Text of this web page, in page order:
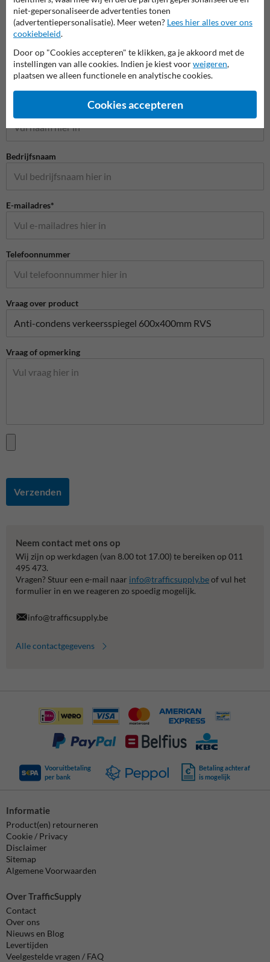
Stel je vraag aan Verkeersspiegel.be
Bedrijfsnaam
E-mailadres*
Telefoonnummer
Vraag over product
Vraag of opmerking
Verzenden
Neem contact met ons op
Wij zijn op werkdagen (van 8.00 tot 17.00) te bereiken op 011
495 473.
Vragen? Stuur een e-mail naar info@trafficsupply.beof vul het
formulier in en we reageren zo spoedig mogelijk.
info@trafficsupply.be
Alle contactgegevens
Vooruitbetaling
per bank
Betaling achteraf
is mogelijk
Informatie
Product(en) retourneren
Cookie / Privacy
Disclaimer
Sitemap
Algemene Voorwaarden
Over TrafficSupply
Contact
Over ons
Nieuws en Blog
Levertijden
Veelgestelde vragen / FAQ
niet-gepersonaliseerde advertenties tonen
(advertentiepersonalisatie). Meer weten? Lees hier alles over ons
cookiebeleid.
Door op "Cookies accepteren" te klikken, ga je akkoord met de
instellingen van alle cookies. Indien je kiest voorweigeren,
plaatsen we alleen functionele en analytische cookies.
Cookies accepteren